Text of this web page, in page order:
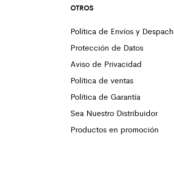
OTROS
Política de Envíos y
Protección de Datos
Aviso de Privacidad
Política de ventas
Política de Garantía
Sea Nuestro Distribuidor
Productos en promoción